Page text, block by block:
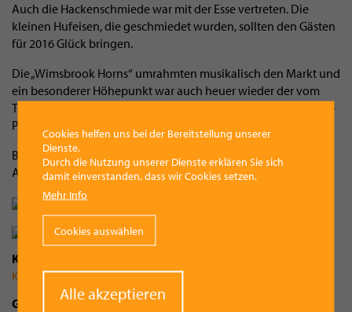
Auch die Hackenschmiede war mit der Esse vertreten. Die
kleinen Hufeisen, die geschmiedet wurden, sollten den Gästen
für 2016 Glück bringen.
Die „Wimsbrook Horns“ umrahmten musikalisch den Markt und
ein besonderer Höhepunkt war auch heuer wieder der vom
Tourismusverband veranstaltete Perchtenlauf mit den „Taurus-
Pass“ aus Altmünster.
Bericht: Marktgemeinde Bad Wimsbach-Neydharting / Fotos:
Alfred Haslinger
Kategorie
Kultur
Gemeinde
Cookies helfen uns bei der Bereitstellung unserer
Dienste.
Durch die Nutzung unserer Dienste erklären Sie sich
damit einverstanden, dass wir Cookies setzen.
Mehr Info
Cookies auswählen
Alle akzeptieren